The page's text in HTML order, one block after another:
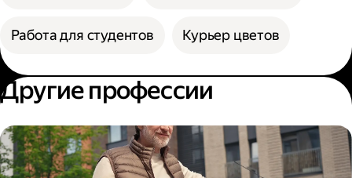
Работа для студентов Курьер цветов
Другие профессии